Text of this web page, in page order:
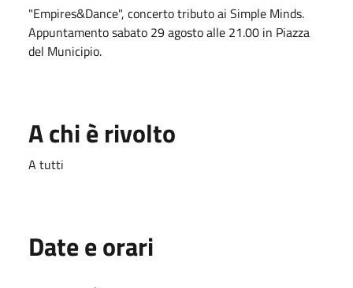
"Empires&Dance", concerto tributo ai Simple Minds.
Appuntamento sabato 29 agosto alle 21.00 in Piazza
del Municipio.
A chi è rivolto
A tutti
Date e orari